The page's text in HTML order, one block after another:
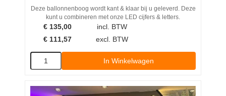
Deze ballonnenboog wordt kant & klaar bij u geleverd. Deze
kunt u combineren met onze LED cijfers & letters.
€ 135,00
incl. BTW
€ 111,57 excl. BTW
In Winkelwagen